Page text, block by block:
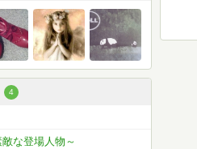
4
な登場人物～